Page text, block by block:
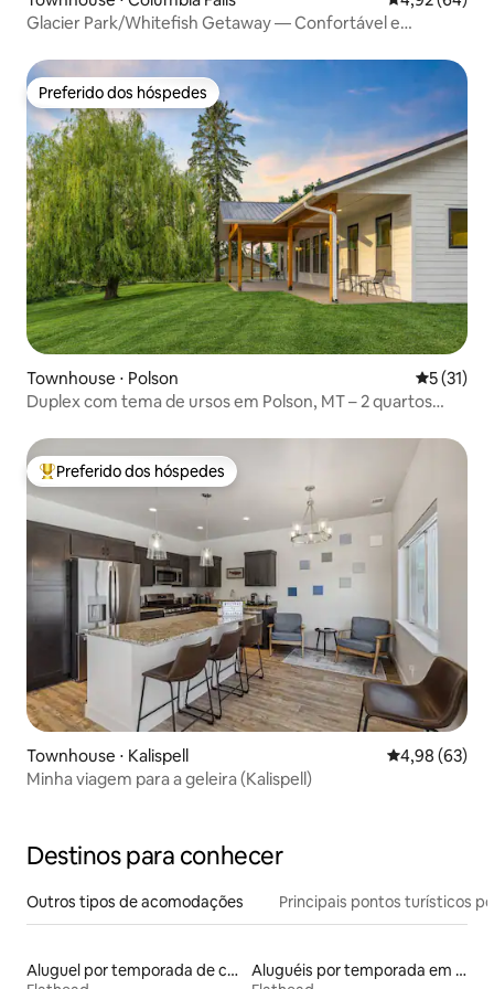
Glacier Park/Whitefish Getaway — Confortável e
Preferido dos hóspedes
Preferido dos hóspedes
Townhouse ⋅ Polson 5 de uma
5 (31)
Duplex com tema de ursos em Polson, MT – 2 quartos
Entre os melhores preferidos dos hóspedes
Preferido dos hóspedes
Townhouse ⋅ Kalispell 4,98 de uma
4,98 (63)
Minha viagem para a geleira (Kalispell)
Destinos para conhecer
Outros tipos de acomodações Principais pontos turísticos
Aluguel por temporada de casas arredondadas
Aluguéis por temporada em acampamentos